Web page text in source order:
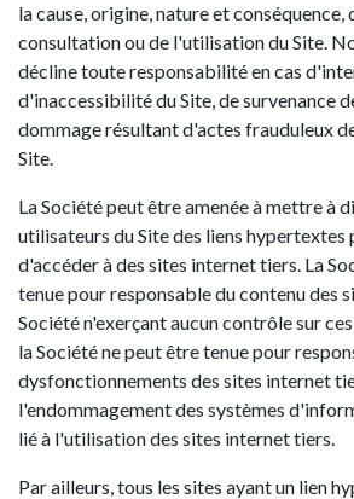
la cause, origine, nature et conséquence,
consultation ou de l'utilisation du Site.
décline toute responsabilité en cas
d'inaccessibilité du Site, de survenance
dommage résultant d'actes frauduleux
Site.
La Société peut être amenée à mettre à
utilisateurs du Site des liens
d'accéder à des sites internet tiers. La
tenue pour responsable du contenu des
Société n'exerçant aucun contrôle sur
la Société ne peut être tenue pour
dysfonctionnements des sites internet
l'endommagement des systèmes
lié à l'utilisation des sites internet tiers.
Par ailleurs, tous les sites ayant un lien